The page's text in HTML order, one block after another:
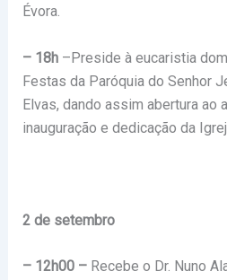
Évora.
– 18h–Preside à eucaristia
Festas da Paróquia do Senhor
Elvas, dando assim abertura ao
inauguração e dedicação da
2 de setembro
– 12h00 – Recebe o Dr. Nuno